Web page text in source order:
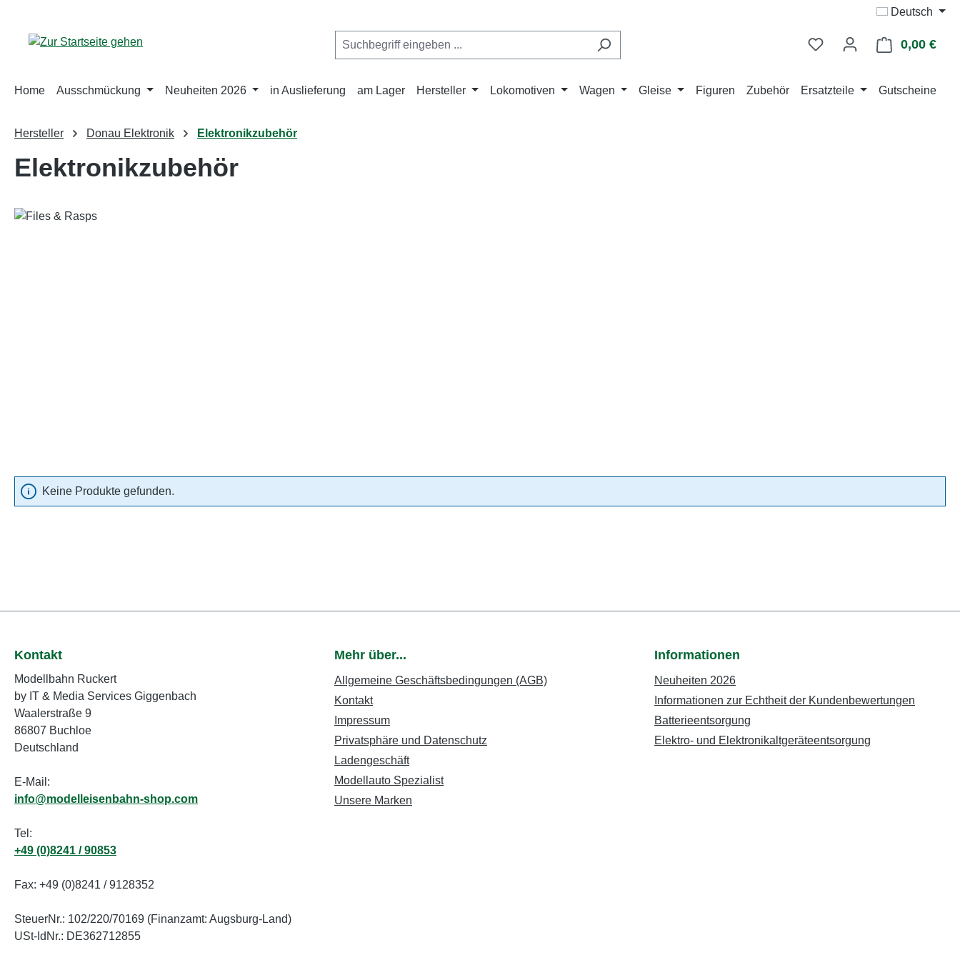
Deutsch
0,00 €
Home Ausschmückung Neuheiten 2026 in Auslieferung am Lager Hersteller Lokomotiven Wagen Gleise Figuren Zubehör Ersatzteile Gutscheine
Hersteller Donau Elektronik Elektronikzubehör
Elektronikzubehör
Keine Produkte gefunden.
Kontakt
Modellbahn Ruckert
by IT & Media Services Giggenbach
Waalerstraße 9
86807 Buchloe
Deutschland
E-Mail:
info@modelleisenbahn-shop.com
Tel:
+49 (0)8241 / 90853
Fax: +49 (0)8241 / 9128352
SteuerNr.: 102/220/70169 (Finanzamt: Augsburg-Land)
USt-IdNr.: DE362712855
Mehr über...
Allgemeine Geschäftsbedingungen (AGB)
Kontakt
Impressum
Privatsphäre und Datenschutz
Ladengeschäft
Modellauto Spezialist
Unsere Marken
Informationen
Neuheiten 2026
Informationen zur Echtheit der Kundenbewertungen
Batterieentsorgung
Elektro- und Elektronikaltgeräteentsorgung